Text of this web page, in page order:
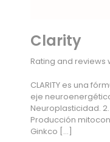
Clarity
Rating and reviews
CLARITY es una
eje
Neuroplasticidad.
Producción
Ginkco […]